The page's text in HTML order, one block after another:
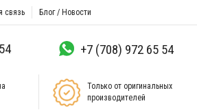
связь Блог / Новости
+7 (708) 972 65 54
Только от оригинальных
производителей